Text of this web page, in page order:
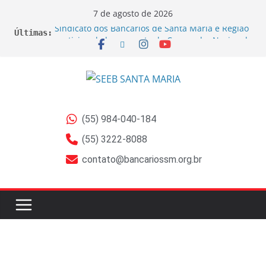
7 de agosto de 2026
Últimas: Sindicato dos Bancários de Santa Maria e Região
participa do lançamento da Campanha Nacional
nas bobinas de papel térmico
EDITAL DE CANCELAMENTO DE ASSEMBLEIA
GERAL EXTRAORDINÁRIA
EDITAL DE CONVOCAÇÃO ASSEMBLEIA GERAL
EXTRAORDINÁRIA Empregados do Banrisul –
Beneficiários de Ações sobre Jornada no Banrisul
(55) 984-040-184
(55) 3222-8088
contato@bancariossm.org.br